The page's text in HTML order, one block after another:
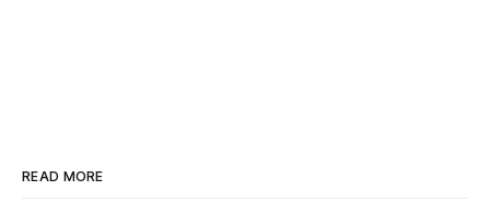
READ MORE